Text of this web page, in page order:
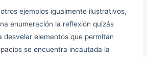
ejemplos igualmente ilustrativos,
enumeración la reflexión quizás
desvelar elementos que permitan
se encuentra incautada la